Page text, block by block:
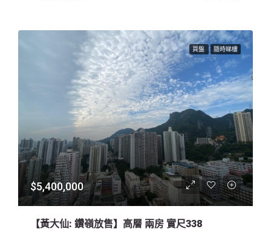
買盤 隨時睇樓
$5,400,000
【黃大仙: 鑽嶺放售】高層 兩房 實尺338